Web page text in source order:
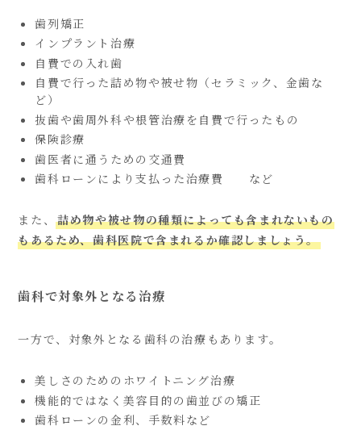
歯列矯正
インプラント治療
自費での入れ歯
自費で行った詰め物や被せ物（セラミック、金歯な
ど）
抜歯や歯周外科や根管治療を自費で行ったもの
保険診療
歯医者に通うための交通費
歯科ローンにより支払った治療費 など
また、詰め物や被せ物の種類によっても含まれないもの
もあるため、歯科医院で含まれるか確認しましょう。
歯科で対象外となる治療
一方で、対象外となる歯科の治療もあります。
美しさのためのホワイトニング治療
機能的ではなく美容目的の歯並びの矯正
歯科ローンの金利、手数料など